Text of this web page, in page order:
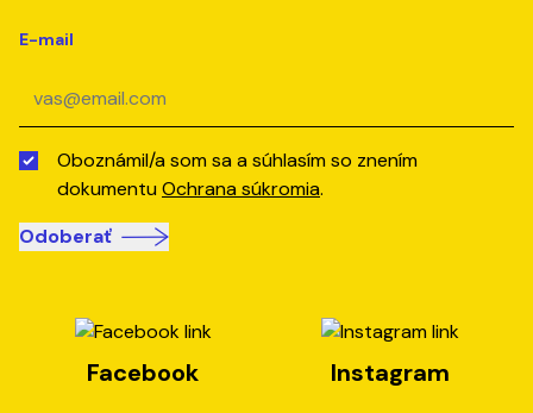
E-mail
Oboznámil/a som sa a súhlasím so znením
dokumentuOchrana súkromia.
Odoberať
Facebook Instagram